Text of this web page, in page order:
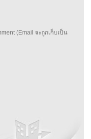
(Email จะถูกเก็บเป็น